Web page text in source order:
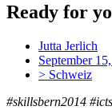
Ready for
Jutta Jerlich
September
> Schweiz
#skillsbern2014